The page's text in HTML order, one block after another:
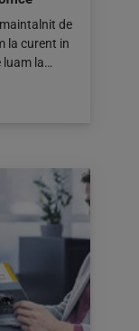
de
la curent in
luam la…